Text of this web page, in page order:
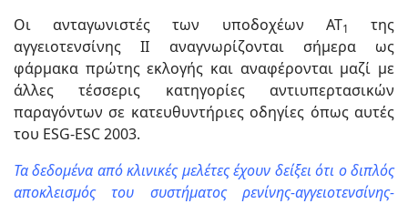
Οι ανταγωνιστές των υποδοχέων ΑΤ1
της
αγγειοτενσίνης ΙΙ αναγνωρίζονται σήμερα ως
φάρμακα πρώτης εκλογής και αναφέρονται μαζί με
άλλες τέσσερις κατηγορίες αντιυπερτασικών
παραγόντων σε κατευθυντήριες οδηγίες όπως αυτές
του ESG-ESC 2003.
Τα δεδομένα από κλινικές μελέτες έχουν δείξει ότι ο διπλός
αποκλεισμός του συστήματος ρενίνης-αγγειοτενσίνης-